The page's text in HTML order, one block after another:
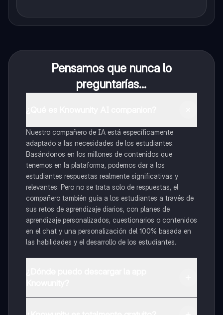
Pensamos que nunca lo
preguntarías...
Nuestro compañero de IA está específicamente
adaptado a las necesidades de los estudiantes.
Basándonos en los millones de contenidos que
tenemos en la plataforma, podemos dar a los
estudiantes respuestas realmente significativas y
relevantes. Pero no se trata solo de respuestas, el
compañero también guía a los estudiantes a través de
sus retos de aprendizaje diarios, con planes de
aprendizaje personalizados, cuestionarios o contenidos
en el chat y una personalización del 100% basada en
las habilidades y el desarrollo de los estudiantes.